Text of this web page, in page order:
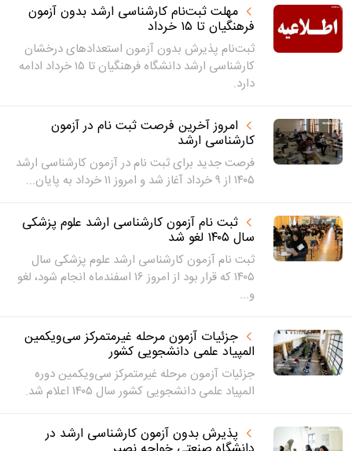
مهلت ثبت‌نام کارشناسی ارشد بدون آزمون
فرهنگیان تا ۱۵ خرداد
ثبت‌نام پذیرش بدون آزمون استعدادهای درخشان
کارشناسی ارشد دانشگاه فرهنگیان تا ۱۵ خرداد ادامه
دارد.
امروز آخرین فرصت ثبت نام در آزمون
کارشناسی ارشد
فرصت جدید برای ثبت نام در آزمون کارشناسی ارشد
۱۴۰۵ از ۹ خرداد آغاز شد و امروز ۱۱ خرداد به پایان...
ثبت نام آزمون کارشناسی ارشد علوم پزشکی
سال ۱۴۰۵ لغو شد
ثبت نام آزمون کارشناسی ارشد علوم پزشکی سال
۱۴۰۵ که قرار بود از امروز ۱۶ اسفندماه انجام شود، لغو
و...
جزئیات آزمون مرحله غیرمتمرکز سی‌ویکمین
المپیاد علمی دانشجویی کشور
جزئیات آزمون مرحله غیرمتمرکز سی‌ویکمین دوره
المپیاد علمی دانشجویی کشور سال ۱۴۰۵ اعلام شد.
پذیرش بدون آزمون کارشناسی ارشد در